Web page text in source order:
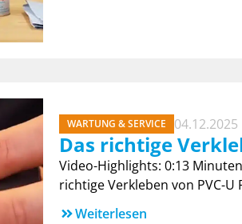
WARTUNG & SERVICE 04.12.2025
Das richtige
Video-Highlights: 0:13
richtige Verkleben von PVC-
Weiterlesen